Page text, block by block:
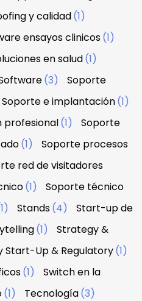
y calidad(1)
ensayos clinicos(1)
en salud(1)
(3)
Soporte
Soporte e implantación(1)
profesional(1)
Soporte
(1)
Soporte procesos
red de visitadores
(1)
Soporte técnico
Stands(4)
Start-up de
(1)
Strategy &
Start-Up & Regulatory(1)
(1)
Switch en la
(1) Tecnología(3)